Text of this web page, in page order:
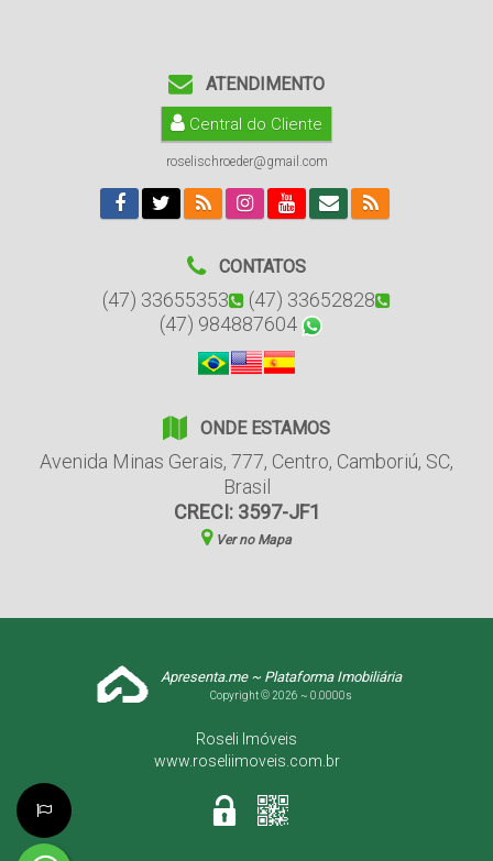
ATENDIMENTO
Central do Cliente
roselischroeder@gmail.com
CONTATOS
(47) 33655353
(47) 33652828
(47) 984887604
ONDE ESTAMOS
Avenida Minas Gerais, 777, Centro, Camboriú, SC,
Brasil
CRECI: 3597-JF1
Ver no Mapa
Apresenta.me ~ Plataforma Imobiliária
Copyright © 2026 ~ 0.0000s
Roseli Imóveis
www.roseliimoveis.com.br